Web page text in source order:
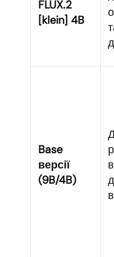
FLUX.2
[klein] 4B
Base
версії
(9B/4B)
в